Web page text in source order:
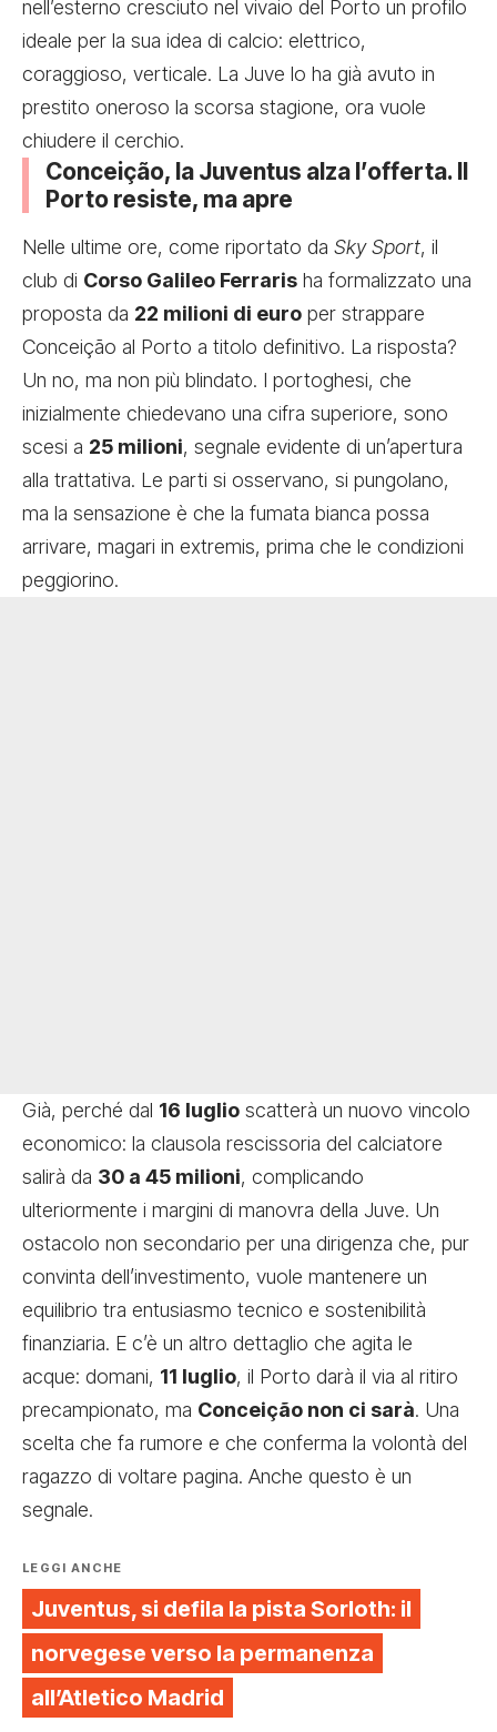
nell’esterno cresciuto nel vivaio del Porto un profilo
ideale per la sua idea di calcio: elettrico,
coraggioso, verticale. La Juve lo ha già avuto in
prestito oneroso la scorsa stagione, ora vuole
chiudere il cerchio.
Conceição, la Juventus alza l’offerta. Il
Porto resiste, ma apre
Nelle ultime ore, come riportato da Sky Sport, il
club di Corso Galileo Ferraris ha formalizzato una
proposta da 22 milioni di euro per strappare
Conceição al Porto a titolo definitivo. La risposta?
Un no, ma non più blindato. I portoghesi, che
inizialmente chiedevano una cifra superiore, sono
scesi a 25 milioni, segnale evidente di un’apertura
alla trattativa. Le parti si osservano, si pungolano,
ma la sensazione è che la fumata bianca possa
arrivare, magari in extremis, prima che le condizioni
peggiorino.
Già, perché dal 16 luglio scatterà un nuovo vincolo
economico: la clausola rescissoria del calciatore
salirà da 30 a 45 milioni, complicando
ulteriormente i margini di manovra della Juve. Un
ostacolo non secondario per una dirigenza che, pur
convinta dell’investimento, vuole mantenere un
equilibrio tra entusiasmo tecnico e sostenibilità
finanziaria. E c’è un altro dettaglio che agita le
acque: domani, 11 luglio, il Porto darà il via al ritiro
precampionato, ma Conceição non ci sarà. Una
scelta che fa rumore e che conferma la volontà del
ragazzo di voltare pagina. Anche questo è un
segnale.
LEGGI ANCHE
Juventus, si defila la pista Sorloth: il
norvegese verso la permanenza
all’Atletico Madrid